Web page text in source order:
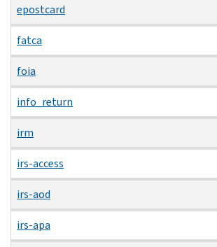
epostcard
fatca
foia
info_return
irm
irs-access
irs-aod
irs-apa